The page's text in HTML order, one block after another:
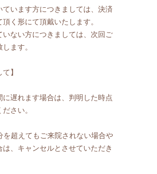
ています方につきましては、決済
く形にて頂戴いたします。
いない方につきましては、次回ご
ます。
】
に遅れます場合は、判明した時点
さい。
を超えてもご来院されない場合や
は、キャンセルとさせていただき